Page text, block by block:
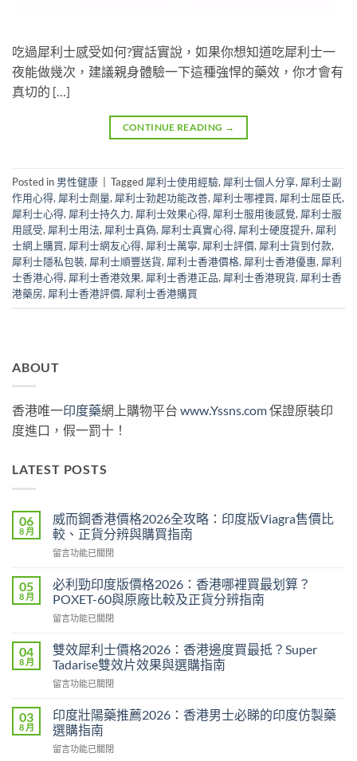
吃過犀利士感受如何?實話實說，如果你想知道吃犀利士一
夜能做幾次，建議親身體驗一下這種強悍的藥效，你才會有
真切的 […]
CONTINUE READING →
Posted in 男性健康 Tagged 犀利士使用經驗, 犀利士個人分享, 犀利士副
作用心得, 犀利士劑量, 犀利士勃起功能改善, 犀利士哪裡買, 犀利士屈臣氏,
犀利士心得, 犀利士持久力, 犀利士效果心得, 犀利士服用後感覺, 犀利士服
用感受, 犀利士用法, 犀利士真偽, 犀利士真實心得, 犀利士硬度提升, 犀利
士網上購買, 犀利士網友心得, 犀利士萬寧, 犀利士評價, 犀利士貨到付款,
犀利士隱私包裝, 犀利士順豐送貨, 犀利士香港價格, 犀利士香港優惠, 犀利
士香港心得, 犀利士香港效果, 犀利士香港正品, 犀利士香港現貨, 犀利士香
港藥房, 犀利士香港評價, 犀利士香港購買
ABOUT
香港唯一印度藥網上購物平台 www.Yssns.com保證原裝印
度進口，假一罰十！
LATEST POSTS
06
8 月
威而鋼香港價格2026全攻略：印度版Viagra售價比
較、正貨分辨與購買指南
在
而
鋼
香
港
格
2026
攻
印
度
Viagra
留言功能已關閉
05
8 月
必利勁印度版價格2026：香港哪裡買最划算？
POXET-60與原廠比較及正貨分辨指南
在
利
勁
印
度
價
格
2026：
香
留言功能已關閉
04
8 月
雙效犀利士價格2026：香港邊度買最抵？Super
Tadarise雙效片效果與選購指南
在
效
犀
利
士
留言功能已關閉
03
8 月
印度壯陽藥推薦2026：香港男士必睇的印度仿製藥
選購指南
在
留言功能已關閉